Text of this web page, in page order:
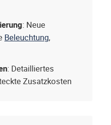
: Neue
Beleuchtung,
: Detailliertes
Zusatzkosten